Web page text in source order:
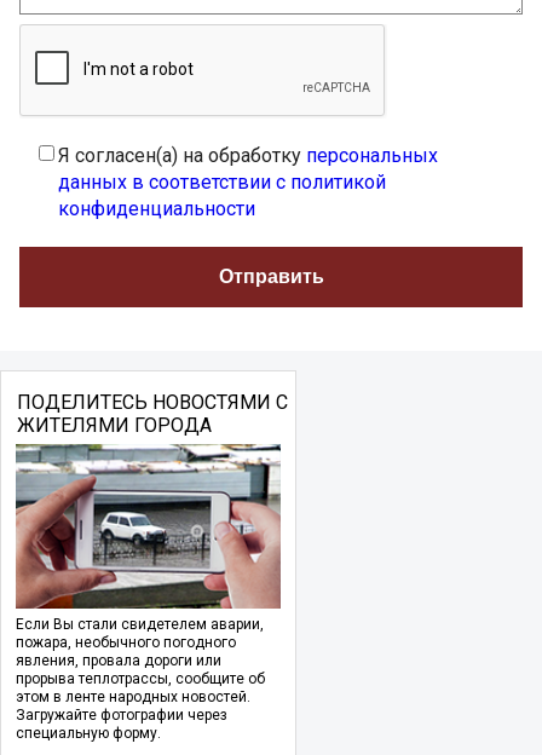
Я согласен(а) на обработку персональных
данных в соответствии с политикой
конфиденциальности
ПОДЕЛИТЕСЬ НОВОСТЯМИ С
ЖИТЕЛЯМИ ГОРОДА
Если Вы стали свидетелем аварии,
пожара, необычного погодного
явления, провала дороги или
прорыва теплотрассы, сообщите об
этом в ленте народных новостей.
Загружайте фотографии через
специальную форму.